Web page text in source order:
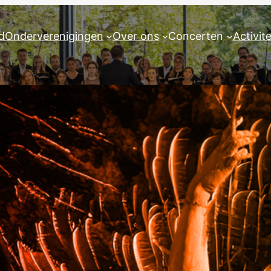
Onderverenigingen Over ons Concerten